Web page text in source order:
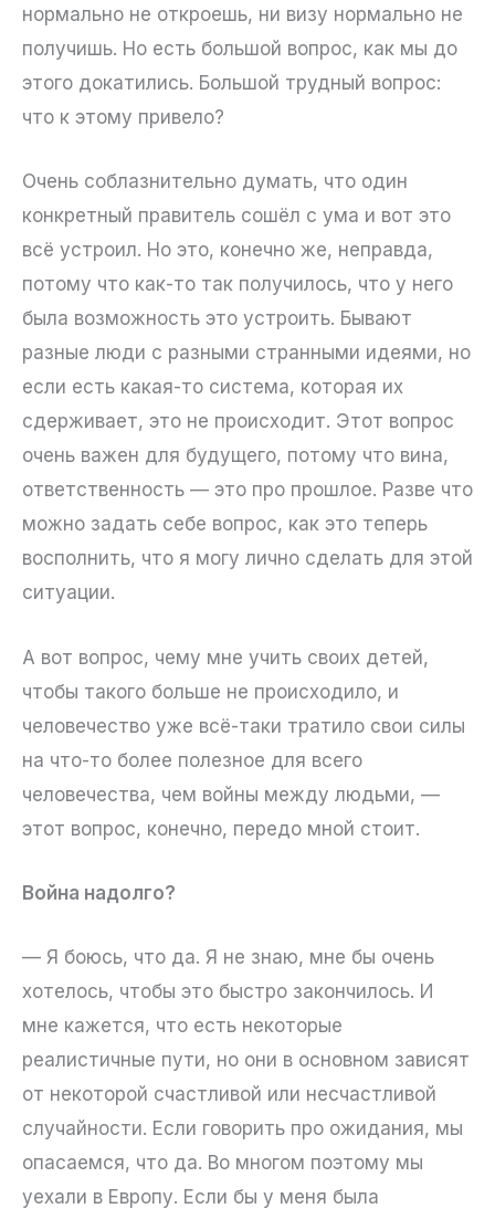
нормально не откроешь, ни визу нормально не
получишь. Но есть большой вопрос, как мы до
этого докатились. Большой трудный вопрос:
что к этому привело?
Очень соблазнительно думать, что один
конкретный правитель сошёл с ума и вот это
всё устроил. Но это, конечно же, неправда,
потому что как-то так получилось, что у него
была возможность это устроить. Бывают
разные люди с разными странными идеями, но
если есть какая-то система, которая их
сдерживает, это не происходит. Этот вопрос
очень важен для будущего, потому что вина,
ответственность — это про прошлое. Разве что
можно задать себе вопрос, как это теперь
восполнить, что я могу лично сделать для этой
ситуации.
А вот вопрос, чему мне учить своих детей,
чтобы такого больше не происходило, и
человечество уже всё-таки тратило свои силы
на что-то более полезное для всего
человечества, чем войны между людьми, —
этот вопрос, конечно, передо мной стоит.
Война надолго?
— Я боюсь, что да. Я не знаю, мне бы очень
хотелось, чтобы это быстро закончилось. И
мне кажется, что есть некоторые
реалистичные пути, но они в основном зависят
от некоторой счастливой или несчастливой
случайности. Если говорить про ожидания, мы
опасаемся, что да. Во многом поэтому мы
уехали в Европу. Если бы у меня была